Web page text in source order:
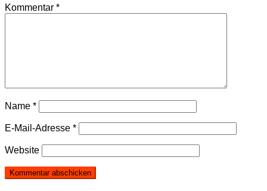
Kommentar *
Name *
E-Mail-Adresse *
Website